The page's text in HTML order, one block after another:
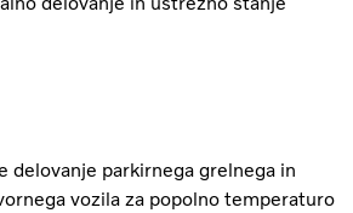
delovanje parkirnega grelnega in
vozila za popolno temperaturo